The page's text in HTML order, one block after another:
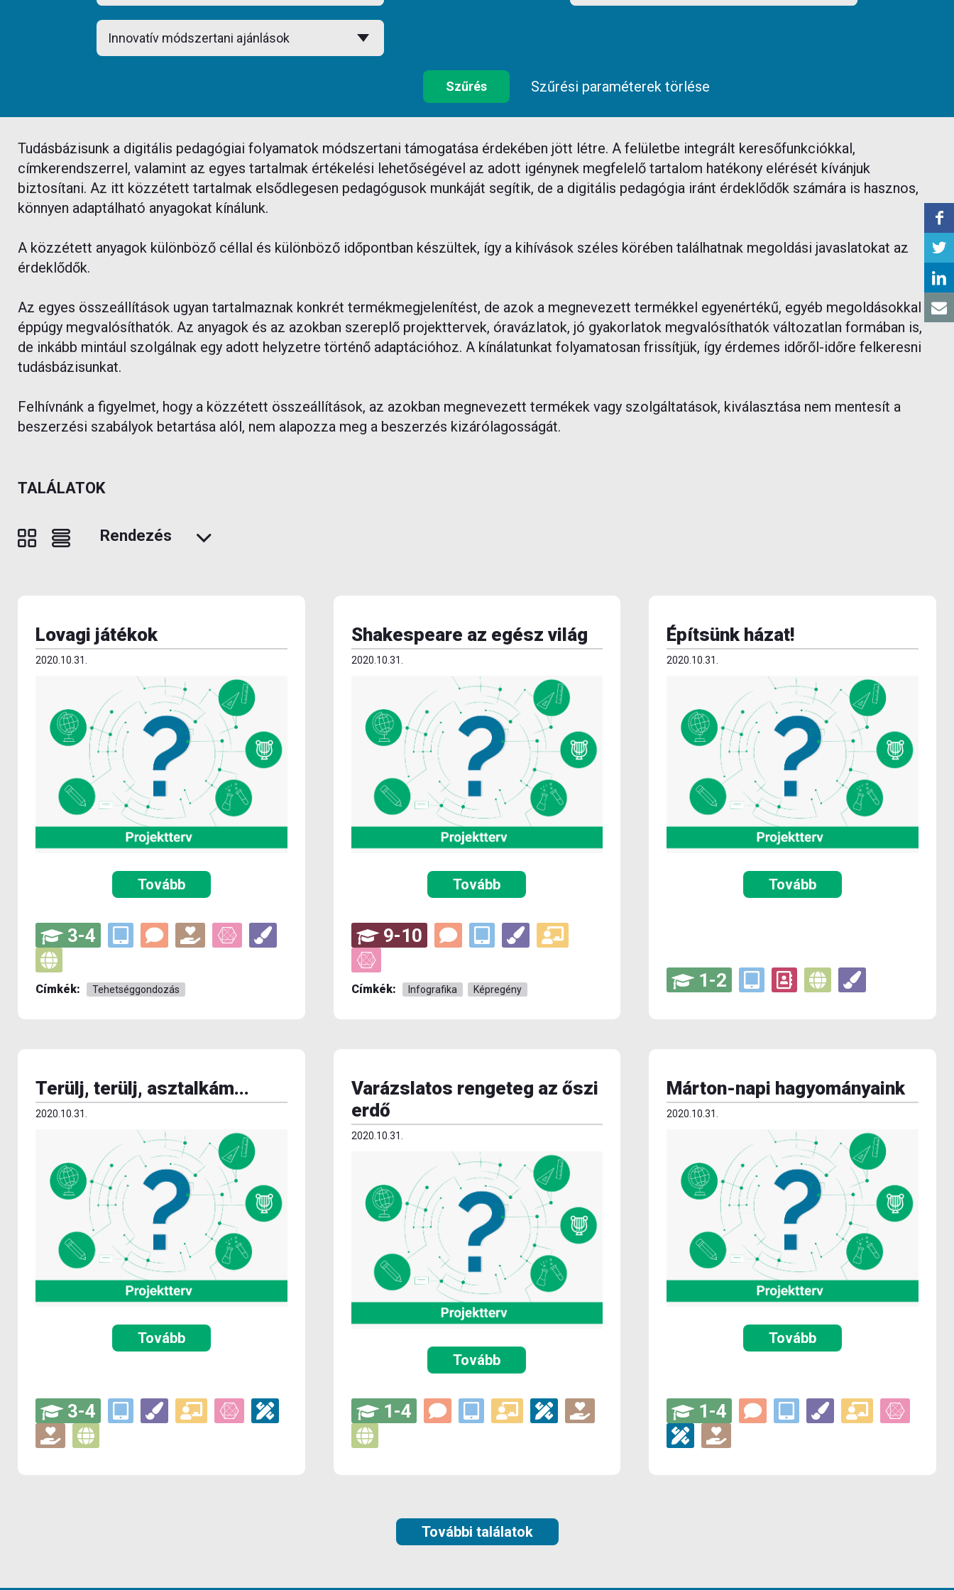
Szűrés Szűrési paraméterek törlése
Tudásbázisunk a digitális pedagógiai folyamatok módszertani támogatása érdekében jött létre. A felületbe integrált keresőfunkciókkal,
címkerendszerrel, valamint az egyes tartalmak értékelési lehetőségével az adott igénynek megfelelő tartalom hatékony elérését kívánjuk
biztosítani. Az itt közzétett tartalmak elsődlegesen pedagógusok munkáját segítik, de a digitális pedagógia iránt érdeklődők számára is hasznos,
könnyen adaptálható anyagokat kínálunk.
A közzétett anyagok különböző céllal és különböző időpontban készültek, így a kihívások széles körében találhatnak megoldási javaslatokat az
érdeklődők.
Az egyes összeállítások ugyan tartalmaznak konkrét termékmegjelenítést, de azok a megnevezett termékkel egyenértékű, egyéb megoldásokkal
éppúgy megvalósíthatók. Az anyagok és az azokban szereplő projekttervek, óravázlatok, jó gyakorlatok megvalósíthatók változatlan formában is,
de inkább mintául szolgálnak egy adott helyzetre történő adaptációhoz. A kínálatunkat folyamatosan frissítjük, így érdemes időről-időre felkeresni
tudásbázisunkat.
Felhívnánk a figyelmet, hogy a közzétett összeállítások, az azokban megnevezett termékek vagy szolgáltatások, kiválasztása nem mentesít a
beszerzési szabályok betartása alól, nem alapozza meg a beszerzés kizárólagosságát.
TALÁLATOK
Rendezés
Lovagi játékok
2020.10.31.
Tovább
3-4
Címkék: Tehetséggondozás
Shakespeare az egész világ
2020.10.31.
Tovább
9-10
Címkék: Infografika Képregény
Építsünk házat!
2020.10.31.
Tovább
1-2
Terülj, terülj, asztalkám...
2020.10.31.
Tovább
3-4
Varázslatos rengeteg az őszi
erdő
2020.10.31.
Tovább
1-4
Márton-napi hagyományaink
2020.10.31.
Tovább
1-4
További találatok